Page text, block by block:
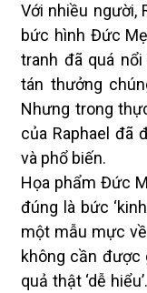
Với nhiều người,
bức hình Đức
tranh đã quá
tán thưởng
Nhưng trong
của Raphael đã
và phổ biến.
Họa phẩm Đức
đúng là bức
một mẫu mực
không cần được
quả thật ‘dễ